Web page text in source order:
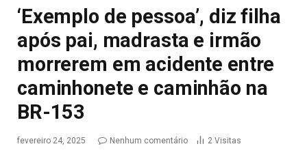
‘Exemplo de pessoa’, diz filha
após pai, madrasta e irmão
morrerem em acidente entre
caminhonete e caminhão na
BR-153
fevereiro 24, 2025 Nenhum comentário 2 Visitas